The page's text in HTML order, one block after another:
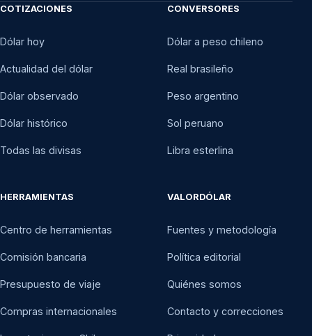
COTIZACIONES
Dólar hoy
Actualidad del dólar
Dólar observado
Dólar histórico
Todas las divisas
CONVERSORES
Dólar a peso chileno
Real brasileño
Peso argentino
Sol peruano
Libra esterlina
HERRAMIENTAS
Centro de herramientas
Comisión bancaria
Presupuesto de viaje
Compras internacionales
VALORDÓLAR
Fuentes y metodología
Política editorial
Quiénes somos
Contacto y correcciones